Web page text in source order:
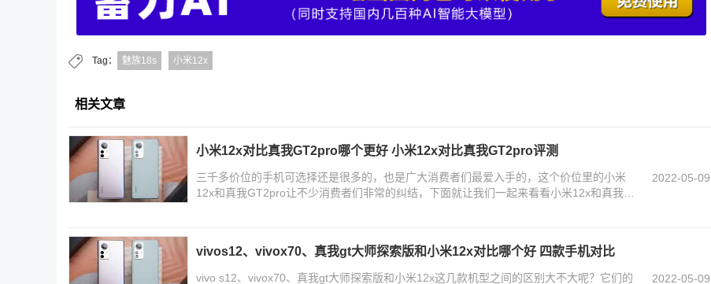
Tag： 魅族18s 小米12x
相关文章
小米12x对比真我GT2pro哪个更好 小米12x对比真我GT2pro评测
三千多价位的手机可选择还是很多的，也是广大消费者们最爱入手的，这个价位里的小米
12x和真我GT2pro让不少消费者们非常的纠结，下面就让我们一起来看看小米12x和真我
2022-05-09
vivos12、vivox70、真我gt大师探索版和小米12x对比哪个好 四款手机对比
vivo s12、vivox70、真我gt大师探索版和小米12x这几款机型之间的区别大不大呢？它们的
2022-05-09